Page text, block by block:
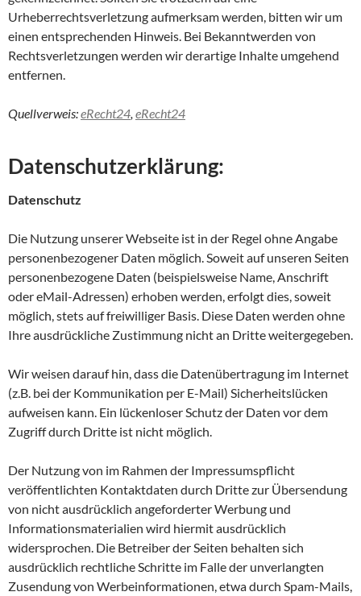
Urheberrechtsverletzung aufmerksam werden, bitten wir um
einen entsprechenden Hinweis. Bei Bekanntwerden von
Rechtsverletzungen werden wir derartige Inhalte umgehend
entfernen.
Quellverweis:eRecht24, eRecht24
Datenschutzerklärung:
Datenschutz
Die Nutzung unserer Webseite ist in der Regel ohne Angabe
personenbezogener Daten möglich. Soweit auf unseren Seiten
personenbezogene Daten (beispielsweise Name, Anschrift
oder eMail-Adressen) erhoben werden, erfolgt dies, soweit
möglich, stets auf freiwilliger Basis. Diese Daten werden ohne
Ihre ausdrückliche Zustimmung nicht an Dritte weitergegeben.
Wir weisen darauf hin, dass die Datenübertragung im Internet
(z.B. bei der Kommunikation per E-Mail) Sicherheitslücken
aufweisen kann. Ein lückenloser Schutz der Daten vor dem
Zugriff durch Dritte ist nicht möglich.
Der Nutzung von im Rahmen der Impressumspflicht
veröffentlichten Kontaktdaten durch Dritte zur Übersendung
von nicht ausdrücklich angeforderter Werbung und
Informationsmaterialien wird hiermit ausdrücklich
widersprochen. Die Betreiber der Seiten behalten sich
ausdrücklich rechtliche Schritte im Falle der unverlangten
Zusendung von Werbeinformationen, etwa durch Spam-Mails,